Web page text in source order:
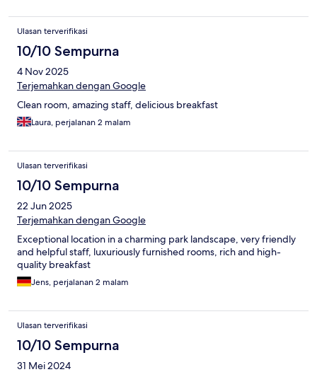
Ulasan terverifikasi
10/10 Sempurna
4 Nov 2025
Terjemahkan dengan Google
Clean room, amazing staff, delicious breakfast
Laura, perjalanan 2 malam
Ulasan terverifikasi
10/10 Sempurna
22 Jun 2025
Terjemahkan dengan Google
Exceptional location in a charming park landscape, very friendly
and helpful staff, luxuriously furnished rooms, rich and high-
quality breakfast
Jens, perjalanan 2 malam
Ulasan terverifikasi
10/10 Sempurna
31 Mei 2024